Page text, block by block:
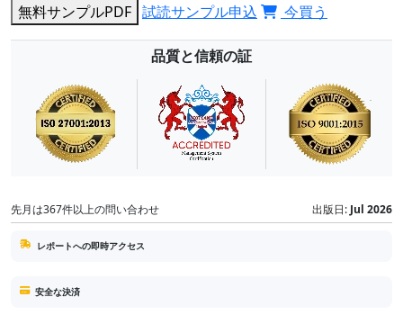
無料サンプルPDF 試読サンプル申込 今買う
品質と信頼の証
先月は367件以上の問い合わせ 出版日: Jul 2026
レポートへの即時アクセス
安全な決済